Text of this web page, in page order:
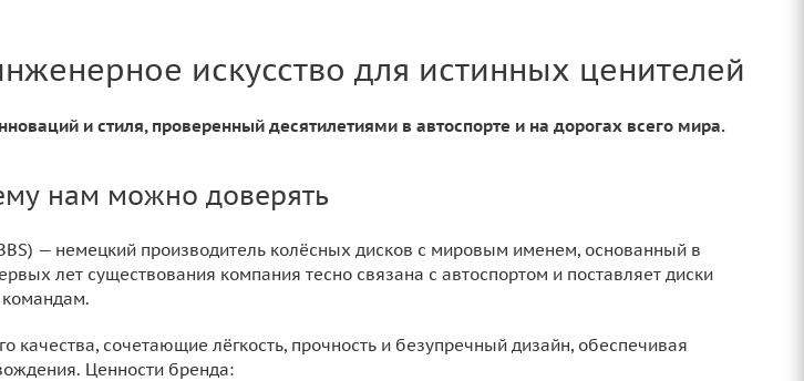
искусство для истинных ценителей
и стиля, проверенный десятилетиями в автоспорте и на дорогах всего мира.
нам можно доверять
— немецкий производитель колёсных дисков с мировым именем, основанный в
лет существования компания тесно связана с автоспортом и поставляет диски
качества, сочетающие лёгкость, прочность и безупречный дизайн, обеспечивая
Ценности бренда: